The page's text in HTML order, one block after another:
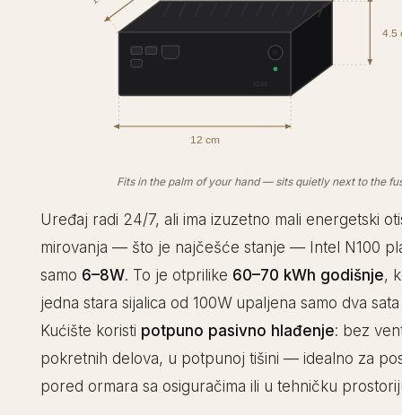
12 cm
4.5
Fits in the palm of your hand — sits quietly next to the
Uređaj radi 24/7, ali ima izuzetno mali energetski
mirovanja — što je najčešće stanje — Intel N100
samo 6–8W. To je otprilike 60–70 kWh godišnje,
jedna stara sijalica od 100W upaljena samo dva
Kućište koristi potpuno pasivno hlađenje: bez
pokretnih delova, u potpunoj tišini — idealno za
pored ormara sa osiguračima ili u tehničku